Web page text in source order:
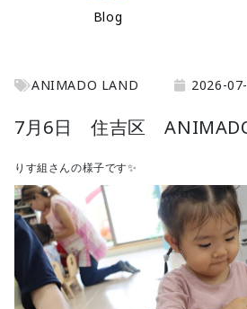
Blog
ANIMADO LAND 2026-
7月6日 住吉区
りす組さんの様子です✨